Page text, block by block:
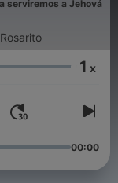
serviremos a Jehová
1 x
00:00